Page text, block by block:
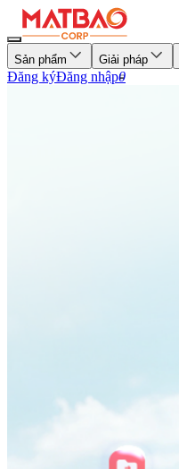
Sản phẩm Giải pháp
Đăng kýĐăng nhập0